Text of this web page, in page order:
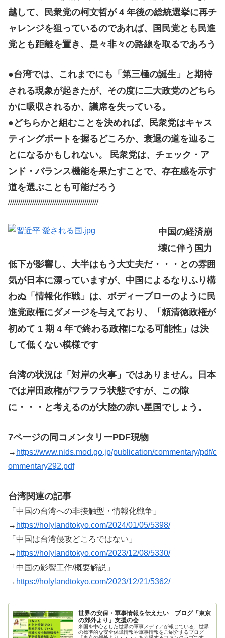
越して、民衆党の柯文哲が 4 年後の総統選挙に再チ
ャレンジを狙っているのであれば、国民党とも民進
党とも距離を置き、是々非々の路線を取るであろう
●台湾では、これまでにも「第三極の誕生」と期待
される現象が起きたが、その度に二大政党のどちら
かに吸収されるか、議席を失っている。
●どちらかと組むことを決めれば、民衆党はキャス
ティングボートを握るどころか、衰退の道を辿るこ
とになるかもしれない。 民衆党は、チェック・ア
ンド・バランス機能を果たすことで、存在感を示す
道を選ぶことも可能だろう
/////////////////////////////////////////////
中国の経済崩
壊に伴う国力
低下が影響し、大半はもう大丈夫だ・・・との雰囲
気が日本に漂っていますが、中国によるなりふり構
わぬ「情報化作戦」は、ボディーブローのように民
進党政権にダメージを与えており、「頼清徳政権が
初めて 1 期 4 年で終わる政権になる可能性」は決
して低くない模様です
台湾の状況は「対岸の火事」ではありません。日本
では岸田政権がフラフラ状態ですが、この隙
に・・・と考えるのが大陸の赤い星国でしょう。
7ページの同コメンタリーPDF現物
→ https://www.nids.mod.go.jp/publication/commentary/pdf/c
ommentary292.pdf
台湾関連の記事
「中国の台湾への非接触型・情報化戦争」
→ https://holylandtokyo.com/2024/01/05/5398/
「中国は台湾侵攻どころではない」
→ https://holylandtokyo.com/2023/12/08/5330/
「中国の影響工作/概要解説」
→ https://holylandtokyo.com/2023/12/21/5362/
世界の安保・軍事情報を伝えたい ブログ「東京
の郊外より」支援の会
米国を中心とした世界の軍事メディアが報じている、世界
の標準的な安全保障情報や軍事情報をご紹介するブログ